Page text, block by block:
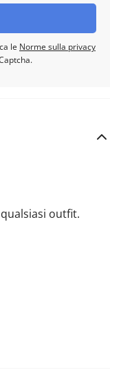
le Norme sulla privacy
outfit.